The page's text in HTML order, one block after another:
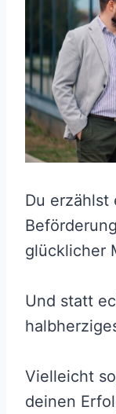
Du erzählst
glücklicher
Und statt
Vielleicht
deinen